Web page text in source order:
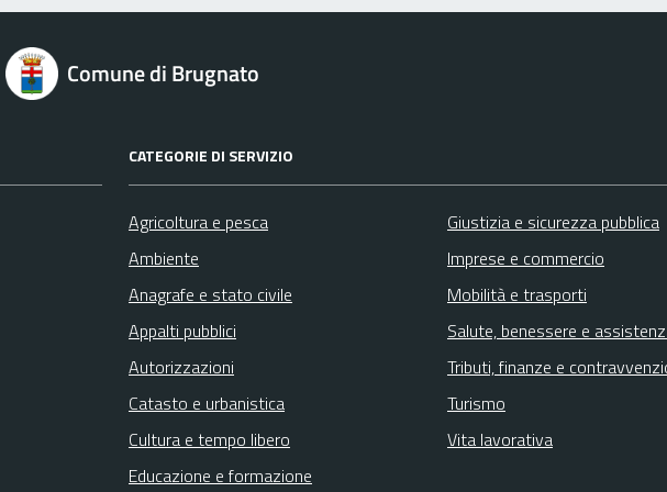
Comune di Brugnato
CATEGORIE DI SERVIZIO
Agricoltura e pesca
Ambiente
Anagrafe e stato civile
Appalti pubblici
Autorizzazioni
Catasto e urbanistica
Cultura e tempo libero
Educazione e formazione
Giustizia e sicurezza pubblica
Imprese e commercio
Mobilità e trasporti
Salute, benessere e
Tributi, finanze e
Turismo
Vita lavorativa